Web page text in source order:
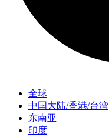
全球
中国大陆/香港/台湾
东南亚
印度